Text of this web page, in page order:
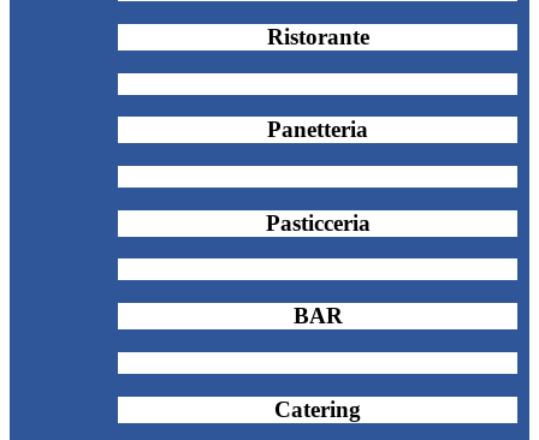
Ristorante
Panetteria
Pasticceria
BAR
Catering